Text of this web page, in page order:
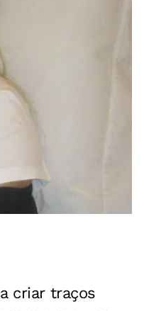
criar traços